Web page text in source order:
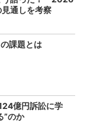
通しを考察
課題とは
億円訴訟に学
”のか